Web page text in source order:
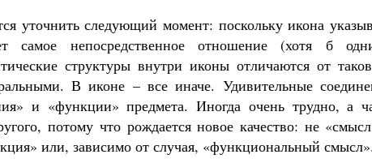
уточнить следующий момент: поскольку икона
непосредственное отношение (хотя б
структуры внутри иконы отличаются от
В иконе – все иначе. Удивительные
и «функции» предмета. Иногда очень трудно, а
потому что рождается новое качество: не
или, зависимо от случая, «функциональный смысл».
ждет от нас Бог. 10 заповедей Божиих
Святитель Николай Сербский
Православный мальчик
Екатерина Баканова